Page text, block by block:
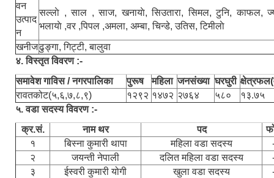
वन
उत्पाद
न
सल्लाे , साल , साज, खनायाे, सिउतारा, सिमल, टुनि, काफल,
भलायाे ,वर ,पिपल ,अमला, अम्बा, चिन्डे, उतिस, टिमीलाे
खनीजढुङ्गा, गिट्टी, बालुवा
४. विस्तृत विवरण :-
समावेश गाविस / नगरपालिका
पुरूष महिला जनसंख्या घरघुरी
रावतकोट(५,६,७,८,९)
१२९२ १४७२ २७६४ ५८०
१३.७५
५. वडा सदस्य विवरण :-
क्र.सं.
नाम थर पद
१
बिस्ना कुमारी थापा महिला वडा सदस्य
२
जयन्ती नेपाली दलित महिला वडा सदस्य
३
ईस्वरी कुमारी योगी खुला वडा सदस्य